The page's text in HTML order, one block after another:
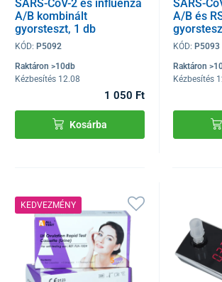
SARS-CoV-2 és influenza
A/B kombinált
gyorsteszt, 1 db
KÓD: P5092
Raktáron >10db
Kézbesítés 12.08
1 050 Ft
Kosárba
SARS-
A/B és
KÓD:P5093
Raktáron
Kézbesítés
KEDVEZMÉNY